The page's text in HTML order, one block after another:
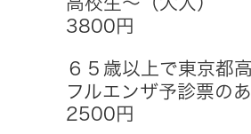
3800円
６５歳以上で東京都
フルエンザ予診票のあ
2500円